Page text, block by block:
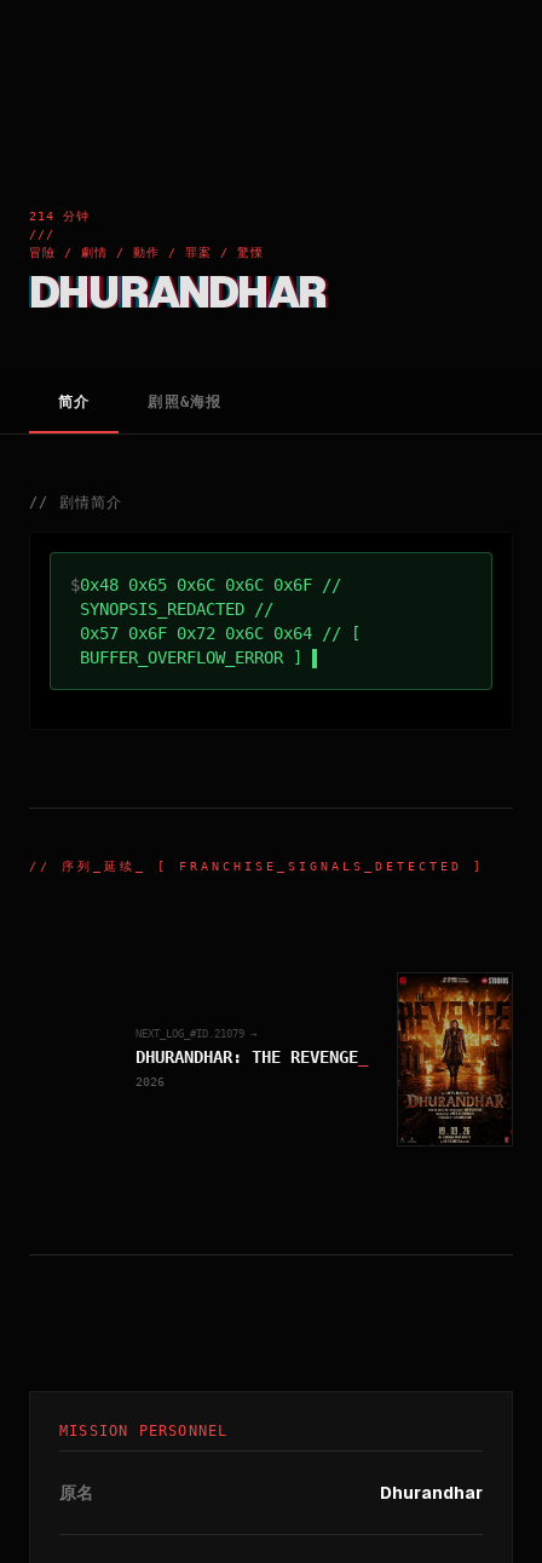
214 分钟
///
冒險 / 劇情 / 動作 / 罪案 / 驚慄
DHURANDHAR
简介 剧照&海报
// 剧情简介
$0x48 0x65 0x6C 0x6C 0x6F //
SYNOPSIS_REDACTED //
0x57 0x6F 0x72 0x6C 0x64 // [
BUFFER_OVERFLOW_ERROR ]
// 序列_延续 _ [ FRANCHISE_SIGNALS_DETECTED ]
NEXT_LOG_#ID. 21079 →
DHURANDHAR: THE REVENGE
2026
MISSION PERSONNEL
原名 Dhurandhar